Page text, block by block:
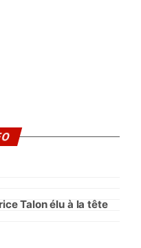
Talon élu à la tête